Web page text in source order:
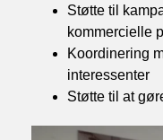
Støtte til
kommercielle
Koordinering
interessenter
Støtte til at